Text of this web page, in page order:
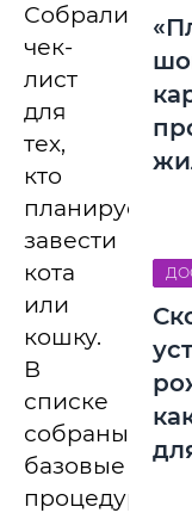
Собрали
чек-
лист
для
тех,
кто
планирует
завести
кота
или
кошку.
В
списке
собраны
базовые
процедуры,